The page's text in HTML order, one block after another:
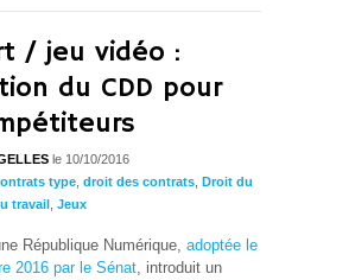
/ jeu vidéo :
du CDD pour
le 10/10/2016
type droit des contrats Droit du
travail Jeux
République Numérique, adoptée le
2016 par le Sénat, introduit un